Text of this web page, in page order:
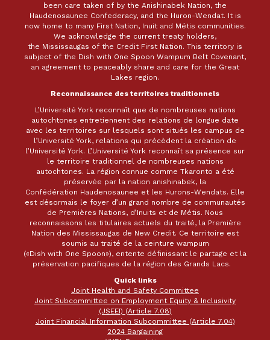
been care taken of by the Anishinabek Nation, the
Haudenosaunee Confederacy, and the Huron-Wendat. It is
now home to many First Nation, Inuit and Métis communities.
We acknowledge the current treaty holders,
the Mississaugas of the Credit First Nation. This territory is
subject of the Dish with One Spoon Wampum Belt Covenant,
an agreement to peaceably share and care for the Great
Lakes region.
Reconnaissance des territoires traditionnels
L’Université York reconnaît que de nombreuses nations
autochtones entretiennent des relations de longue date
avec les territoires sur lesquels sont situés les campus de
l’Université York, relations qui précèdent la création de
l’Université York. L’Université York reconnaît sa présence sur
le territoire traditionnel de nombreuses nations
autochtones. La région connue comme Tkaronto a été
préservée par la nation anishinabek, la
Confédération Haudenosaunee et les Hurons-Wendats. Elle
est désormais le foyer d’un grand nombre de communautés
de Premières Nations, d’Inuits et de Métis. Nous
reconnaissons les titulaires actuels du traité, la Première
Nation des Mississaugas de New Credit. Ce territoire est
soumis au traité de la ceinture wampum
(«Dish with One Spoon»), entente définissant le partage et la
préservation pacifiques de la région des Grands Lacs.
Quick links
Joint Health and Safety Committee
Joint Subcommittee on Employment Equity & Inclusivity
(JSEEI) (Article 7.08)
Joint Financial Information Subcommittee (Article 7.04)
2024 Bargaining